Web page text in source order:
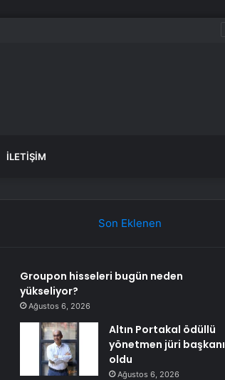
İLETIŞIM
Son Eklenen
Groupon hisseleri bugün neden
yükseliyor?
Ağustos 6, 2026
Altın Portakal ödüllü
yönetmen jüri başkanı
oldu
Ağustos 6, 2026